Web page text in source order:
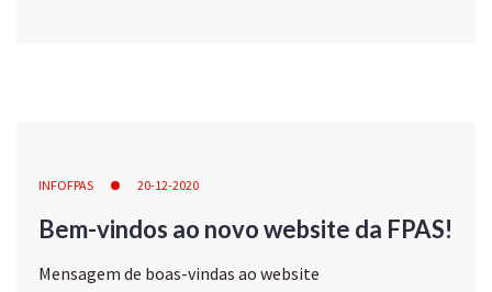
INFOFPAS 20-12-2020
Bem-vindos ao novo website da FPAS!
Mensagem de boas-vindas ao website